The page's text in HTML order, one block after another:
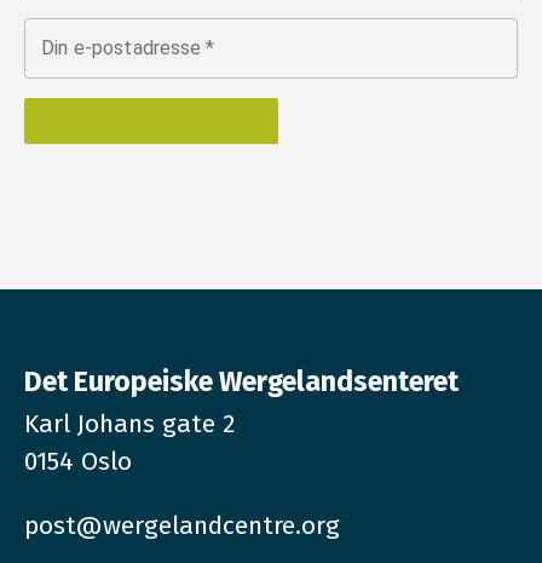
Din e-postadresse *
Det Europeiske Wergelandsenteret
Karl Johans gate 2
0154 Oslo
post@wergelandcentre.org